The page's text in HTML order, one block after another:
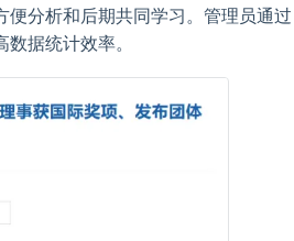
分析和后期共同学习。管理员通过
据统计效率。